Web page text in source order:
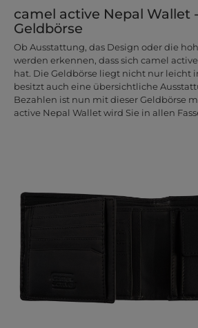
camel active Nepal Wallet
Geldbörse
Ob Ausstattung, das Design oder die
werden erkennen, dass sich camel
hat. Die Geldbörse liegt nicht nur leicht
besitzt auch eine übersichtliche
Bezahlen ist nun mit dieser Geldbörse
active Nepal Wallet wird Sie in allen